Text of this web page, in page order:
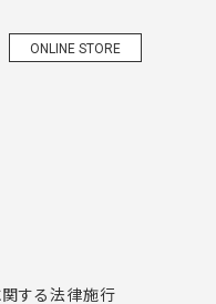
ONLINE STORE
関する法律施行